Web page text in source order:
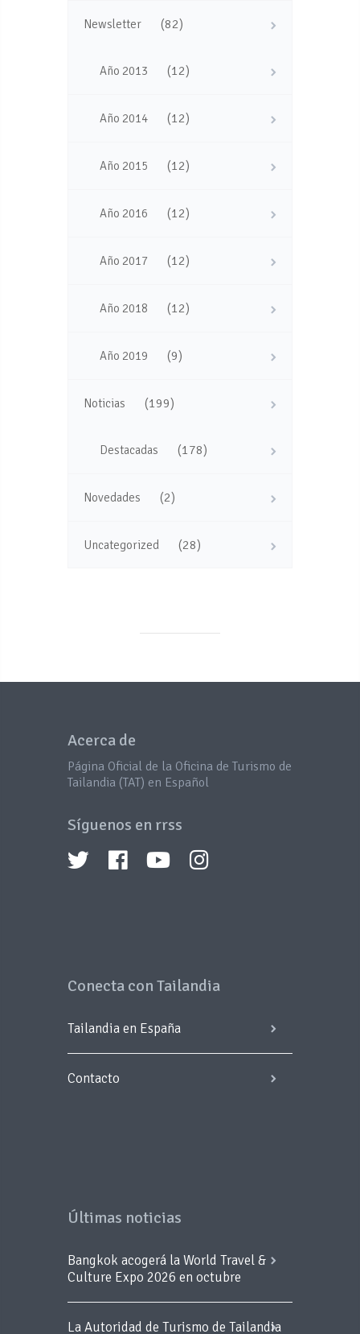
Newsletter (82)
Año 2013 (12)
Año 2014 (12)
Año 2015 (12)
Año 2016 (12)
Año 2017 (12)
Año 2018 (12)
Año 2019 (9)
Noticias (199)
Destacadas (178)
Novedades (2)
Uncategorized (28)
Acerca de
Página Oficial de la Oficina de Turismo de
Tailandia (TAT) en Español
Síguenos en rrss
Conecta con Tailandia
Tailandia en España
Contacto
Últimas noticias
Bangkok acogerá la World Travel &
Culture Expo 2026 en octubre
La Autoridad de Turismo de Tailandia